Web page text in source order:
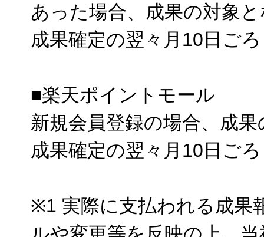
あった場合、成果の対象
成果確定の翌々月10日ご
■楽天ポイントモール
新規会員登録の場合、成
成果確定の翌々月10日ご
※1 実際に支払われる成果